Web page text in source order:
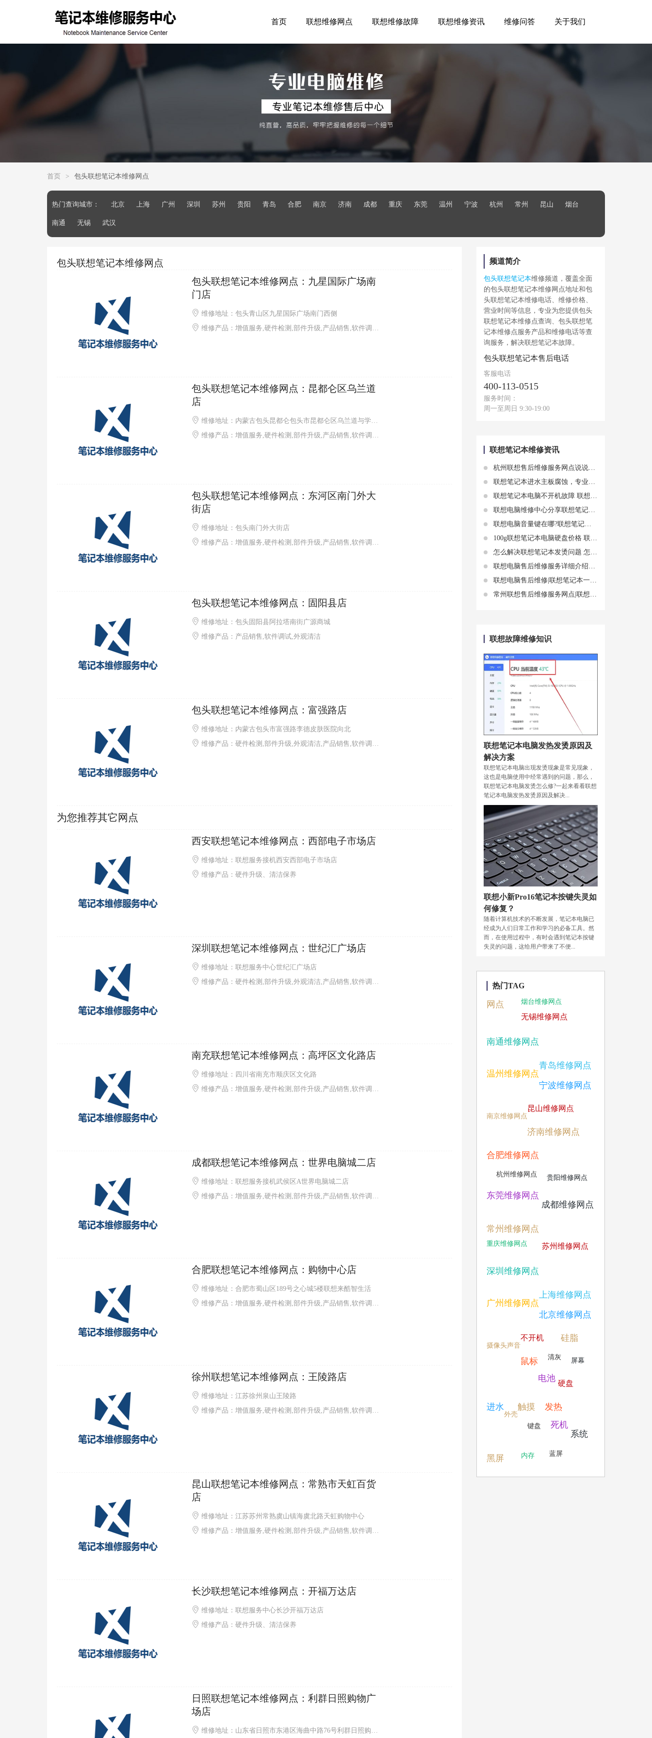
首页 联想维修网点 联想维修故障 联想维修资讯 维修问答 关于我们
首页 > 包头联想笔记本维修网点
热门查询城市： 北京 上海 广州 深圳 苏州 贵阳 青岛 合肥 南京 济南 成都 重庆 东莞 温州 宁波 杭州 常州 昆山 烟台
南通 无锡 武汉
包头联想笔记本维修网点
包头联想笔记本维修网点：九星国际广场南
门店
维修地址：包头青山区九星国际广场南门西侧
维修产品：增值服务,硬件检测,部件升级,产品销售,软件调试,外观清洁
包头联想笔记本维修网点：昆都仑区乌兰道
店
维修地址：内蒙古包头昆都仑包头市昆都仑区乌兰道与学府道交叉口往西
维修产品：增值服务,硬件检测,部件升级,产品销售,软件调试,外观清洁
包头联想笔记本维修网点：东河区南门外大
街店
维修地址：包头南门外大街店
维修产品：增值服务,硬件检测,部件升级,产品销售,软件调试,外观清洁
包头联想笔记本维修网点：固阳县店
维修地址：包头固阳县阿拉塔南街广源商城
维修产品：产品销售,软件调试,外观清洁
包头联想笔记本维修网点：富强路店
维修地址：内蒙古包头市富强路李德皮肤医院向北
维修产品：硬件检测,部件升级,外观清洁,产品销售,软件调试,硬件维修,增值服务
为您推荐其它网点
西安联想笔记本维修网点：西部电子市场店
维修地址：联想服务接机西安西部电子市场店
维修产品：硬件升级、清洁保养
深圳联想笔记本维修网点：世纪汇广场店
维修地址：联想服务中心世纪汇广场店
维修产品：硬件检测,部件升级,外观清洁,产品销售,软件调试,硬件维修,增值服务
南充联想笔记本维修网点：高坪区文化路店
维修地址：四川省南充市顺庆区文化路
维修产品：增值服务,硬件检测,部件升级,产品销售,软件调试,外观清洁
成都联想笔记本维修网点：世界电脑城二店
维修地址：联想服务接机武侯区A世界电脑城二店
维修产品：增值服务,硬件检测,部件升级,产品销售,软件调试,外观清洁
合肥联想笔记本维修网点：购物中心店
维修地址：合肥市蜀山区189号之心城5楼联想来酷智生活
维修产品：增值服务,硬件检测,部件升级,产品销售,软件调试,外观清洁
徐州联想笔记本维修网点：王陵路店
维修地址：江苏徐州泉山王陵路
维修产品：增值服务,硬件检测,部件升级,产品销售,软件调试,外观清洁
昆山联想笔记本维修网点：常熟市天虹百货
店
维修地址：江苏苏州常熟虞山镇海虞北路天虹购物中心
维修产品：增值服务,硬件检测,部件升级,产品销售,软件调试,外观清洁
长沙联想笔记本维修网点：开福万达店
维修地址：联想服务中心长沙开福万达店
维修产品：硬件升级、清洁保养
日照联想笔记本维修网点：利群日照购物广
场店
维修地址：山东省日照市东港区海曲中路76号利群日照购物广场
频道简介
包头联想笔记本维修频道，覆盖全面
的包头联想笔记本维修网点地址和包
头联想笔记本维修电话、维修价格、
营业时间等信息，专业为您提供包头
联想笔记本维修点查询、包头联想笔
记本维修点服务产品和维修电话等查
询服务，解决联想笔记本故障。
包头联想笔记本售后电话
客服电话
400-113-0515
服务时间：
周一至周日 9:30-19:00
联想笔记本维修资讯
杭州联想售后维修服务网点说说13.3寸联想笔记本电脑屏知识
联想笔记本进水主板腐蚀，专业清洗维修
联想笔记本电脑不开机故障 联想电脑维修点查询联想笔记本电脑打不开黑屏方法
联想电脑维修中心分享联想笔记本电脑按键没反应知识
联想电脑音量键在哪?联想笔记本音量调节的方法和技巧
100g联想笔记本电脑硬盘价格 联想硬盘价格影响因素
怎么解决联想笔记本发烫问题 怎么解决联想笔记本发烫现象
联想电脑售后维修服务详细介绍联想笔记本硬盘坏了怎么修复
联想电脑售后维修|联想笔记本一用就发烫 联想发烫故障方案
常州联想售后维修服务网点|联想笔记本电脑主板损坏了怎么办？联想笔记本电脑主板的保修政策和维修流程
联想故障维修知识
联想笔记本电脑发热发烫原因及
解决方案
联想笔记本电脑出现发烫现象是常见现象，
这也是电脑使用中经常遇到的问题，那么，
联想笔记本电脑发烫怎么修?一起来看看联想
笔记本电脑发热发烫原因及解决...
联想小新Pro16笔记本按键失灵如
何修复？
随着计算机技术的不断发展，笔记本电脑已
经成为人们日常工作和学习的必备工具。然
而，在使用过程中，有时会遇到笔记本按键
失灵的问题，这给用户带来了不便...
热门TAG
网点 烟台维修网点
无锡维修网点
南通维修网点
温州维修网点
青岛维修网点
宁波维修网点
南京维修网点
昆山维修网点
济南维修网点
合肥维修网点
杭州维修网点 贵阳维修网点
东莞维修网点
成都维修网点
常州维修网点
重庆维修网点 苏州维修网点
深圳维修网点
广州维修网点
上海维修网点
北京维修网点
摄像头声音
不开机 硅脂
鼠标 清灰 屏幕
电池
硬盘
进水
外壳
触摸 发热
键盘
死机
系统
黑屏 内存 蓝屏